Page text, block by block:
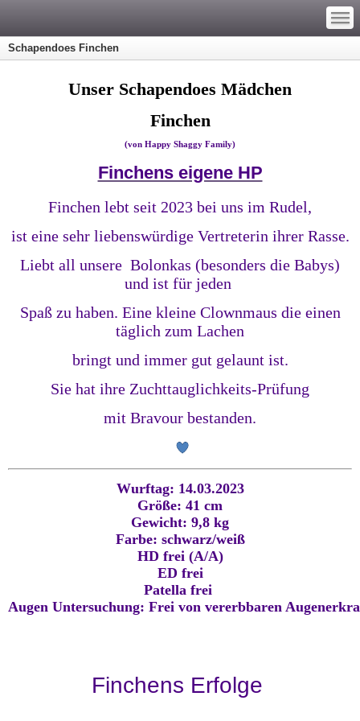
—
—
—
Schapendoes Finchen
Unser Schapendoes Mädchen
Finchen
(von Happy Shaggy Family)
Finchens eigene HP
Finchen lebt seit 2023 bei uns im Rudel,
ist eine sehr liebenswürdige Vertreterin ihrer Rasse.
Liebt all unsere Bolonkas (besonders die Babys)
und ist für jeden
Spaß zu haben. Eine kleine Clownmaus die einen
täglich zum Lachen
bringt und immer gut gelaunt ist.
Sie hat ihre Zuchttauglichkeits-Prüfung
mit Bravour bestanden.
Wurftag: 14.03.2023
Größe: 41 cm
Gewicht: 9,8 kg
Farbe: schwarz/weiß
HD frei (A/A)
ED frei
Patella frei
Augen Untersuchung: Frei von vererbbaren
Finchens Erfolge